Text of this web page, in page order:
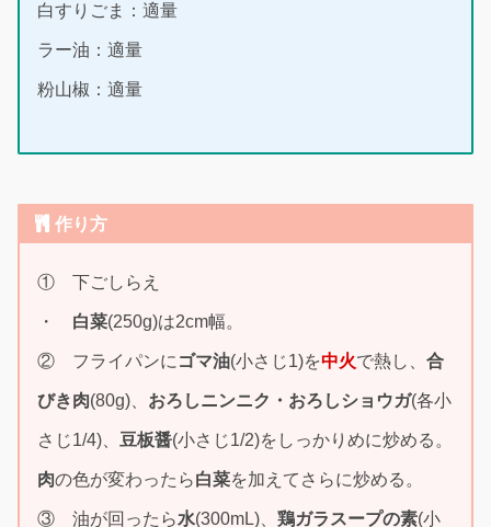
白すりごま：適量
ラー油：適量
粉山椒：適量
作り方
① 下ごしらえ
・ 白菜(250g)は2cm幅。
② フライパンにゴマ油(小さじ1)を中火で熱し、 合
びき肉(80g)、 おろしニンニク・おろしショウガ(各小
さじ1/4)、 豆板醤(小さじ1/2)をしっかりめに炒める。
肉の色が変わったら白菜を加えてさらに炒める。
③ 油が回ったら水(300mL)、 鶏ガラスープの素(小